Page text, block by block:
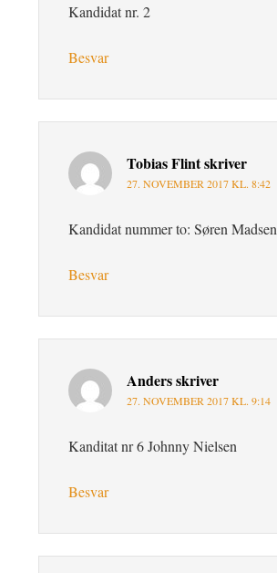
Kandidat nr. 2
Besvar
Tobias Flintskriver
27. NOVEMBER 2017 KL. 8:42
Kandidat nummer to: Søren Madsen
Besvar
Andersskriver
27. NOVEMBER 2017 KL. 9:14
Kanditat nr 6 Johnny Nielsen
Besvar